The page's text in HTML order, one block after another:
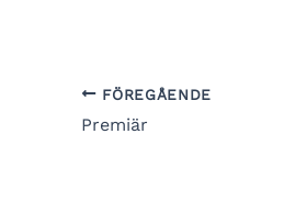
FÖREGÅENDE
Premiär